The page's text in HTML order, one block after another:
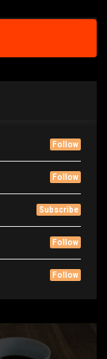
Follow
Follow
Subscribe
Follow
Follow